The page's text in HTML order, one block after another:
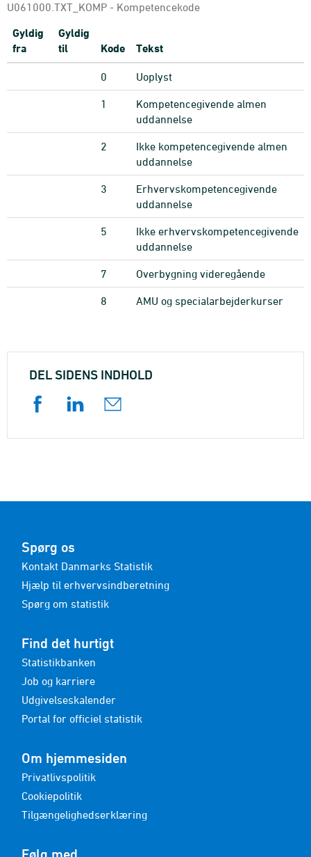
U061000.TXT_KOMP - Kompetencekode
Gyldig
fra
Gyldig
til
Kode Tekst
0 Uoplyst
1
Kompetencegivende almen
uddannelse
2
Ikke kompetencegivende almen
uddannelse
3
Erhvervskompetencegivende
uddannelse
5
Ikke erhvervskompetencegivende
uddannelse
7 Overbygning videregående
8 AMU og specialarbejderkurser
DEL SIDENS INDHOLD
Spørg os
Kontakt Danmarks Statistik
Hjælp til erhvervsindberetning
Spørg om statistik
Find det hurtigt
Statistikbanken
Job og karriere
Udgivelseskalender
Portal for officiel statistik
Om hjemmesiden
Privatlivspolitik
Cookiepolitik
Tilgængelighedserklæring